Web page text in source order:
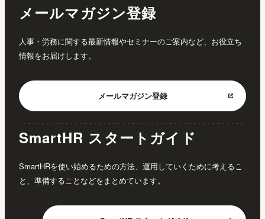
メールマガジン登録
人事・労務に関する最新情報やセミナーのご案内など、お役立ち
情報をお届けします。
メールマガジン登録
SmartHR スタートガイド
SmartHRを使い始めるための方法、運用していくために考えるこ
と、準備することなどをまとめています。